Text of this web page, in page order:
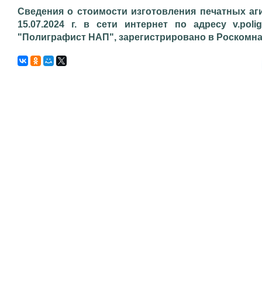
Сведения о стоимости изготовления печатных
15.07.2024 г. в сети интернет по адресу
"Полиграфист НАП", зарегистрировано в